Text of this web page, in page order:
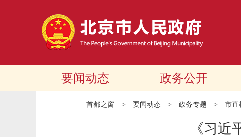
要闻动态 政务公开
首都之窗 > 要闻动态 > 政务专题 > 市直
《习